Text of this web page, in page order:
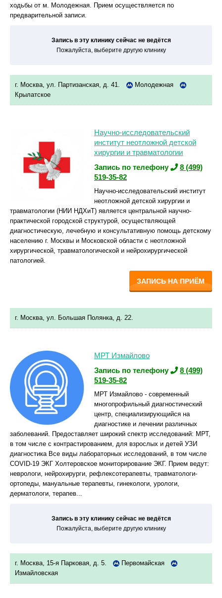
ходьбы от м. Молодежная. Прием осуществляется по
предварительной записи.
Запись в эту клинику сейчас не ведётся
Пожалуйста, выберите другую клинику
г. Москва, ул. Партизанская, д. 41.
Молодежная
Крылатское
Научно-исследовательский
институт неотложной детской
хирургии и травматологии
Запись по телефону
8 (499)
519-35-82
Научно-исследовательский институт
неотложной детской хирургии и
травматологии (НИИ НДХиТ) является центральной научно-
практической городской структурой, осуществляющей
диагностическую, лечебную и консультативную помощь детскому
населению г. Москвы и Московской области с неотложной
хирургической, травматологической и нейрохирургической
патологией.
ЗАПИСЬ НА ПРИЁМ
г. Москва, ул. Большая Полянка, д. 22.
МРТ Измайлово
Запись по телефону
8 (499)
519-35-82
МРТ Измайлово - современный
многопрофильный диагностический
центр, специализирующийся на
диагностике и лечении различных
заболеваний. Предоставляет широкий спектр исследований: МРТ,
в том числе с контрастированием, для взрослых и детей УЗИ
диагностика Все виды лабораторных исследований, в том числе
COVID-19 ЭКГ Холтеровское мониторирование ЭКГ. Прием ведут:
неврологи, нейрохирурги, рефлексотерапевты, травматологи-
ортопеды, мануальные терапевты, гинекологи, урологи,
дерматологи, терапев...
Запись в эту клинику сейчас не ведётся
Пожалуйста, выберите другую клинику
г. Москва, 15-я Парковая, д. 5.
Первомайская
Измайловская